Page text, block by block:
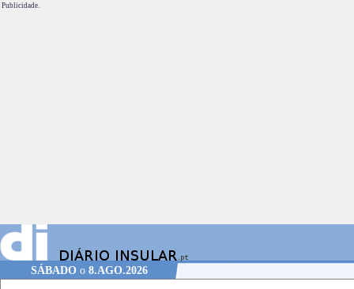
Publicidade.
SÁBADOo 8.AGO.2026